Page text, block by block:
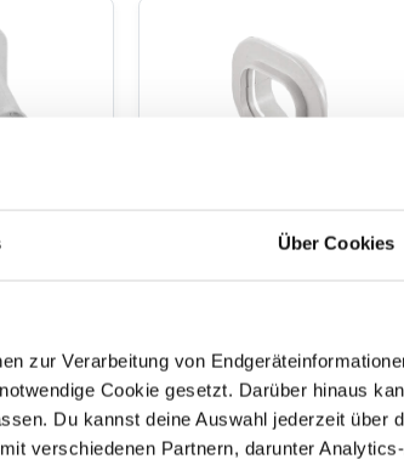
Über Cookies
zur Verarbeitung von
Cookie gesetzt. Darüber hinaus
Du kannst deine Auswahl jederzeit über
verschiedenen Partnern, darunter
-
ab Woche
schon
Wandrosette für
Klimaanlage - WEISS (SWC-
An Werktagen vor 13:30
Uhr bestellt, sofort
Versandfertig